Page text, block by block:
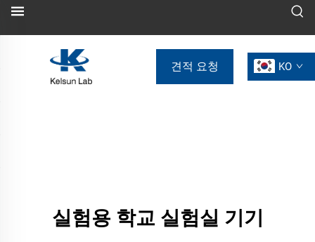
견적 요청 KO
실험용 학교 실험실 기기